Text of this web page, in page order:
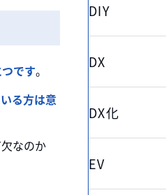
です。
る方は意
なのか
DIY
DX
DX化
EV